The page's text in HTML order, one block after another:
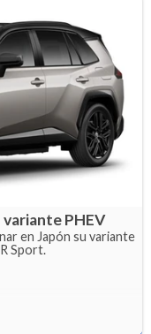
variante PHEV
en Japón su variante
Sport.